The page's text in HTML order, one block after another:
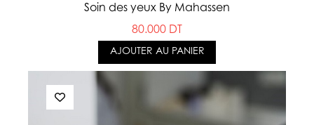
Soin des yeux By Mahassen
80.000 DT
AJOUTER AU PANIER